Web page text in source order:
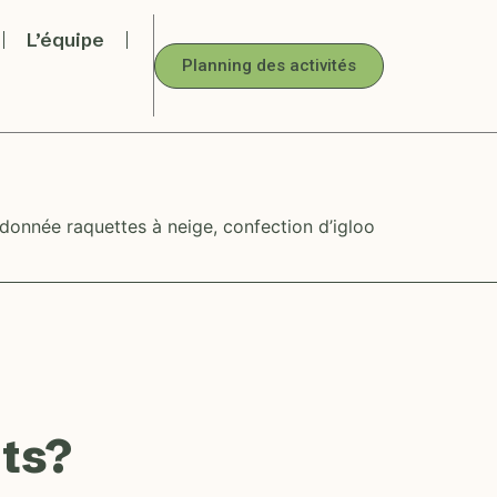
L’équipe
Planning des activités
raquettes à neige, confection d’igloo